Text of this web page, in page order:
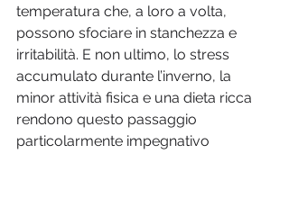
temperatura che, a loro a volta,
possono sfociare in stanchezza e
irritabilità. E non ultimo, lo stress
accumulato durante l’inverno, la
minor attività fisica e una dieta ricca
rendono questo passaggio
particolarmente impegnativo